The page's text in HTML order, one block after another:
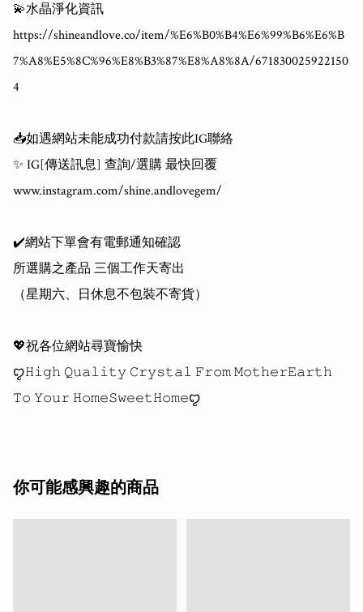
💫水晶淨化資訊
https://shineandlove.co/item/%E6%B0%B4%E6%99%B6%E6%B
7%A8%E5%8C%96%E8%B3%87%E8%A8%8A/671830025922150
4
📥如遇網站未能成功付款請按此IG聯絡
✨ IG[傳送訊息] 查詢/選購 最快回覆
www.instagram.com/shine.andlovegem/
✔️網站下單會有電郵通知確認
所選購之產品 三個工作天寄出
（星期六、日休息不包裝不寄貨）
💖祝各位網站尋寶愉快
ꨄ𝙷𝚒𝚐𝚑 𝚀𝚞𝚊𝚕𝚒𝚝𝚢 𝙲𝚛𝚢𝚜𝚝𝚊𝚕 𝙵𝚛𝚘𝚖 𝙼𝚘𝚝𝚑𝚎𝚛𝙴𝚊𝚛𝚝𝚑
你可能感興趣的商品